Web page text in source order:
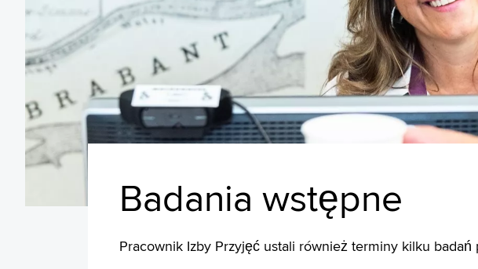
Badania wstępne
Pracownik Izby Przyjęć ustali również terminy kilku